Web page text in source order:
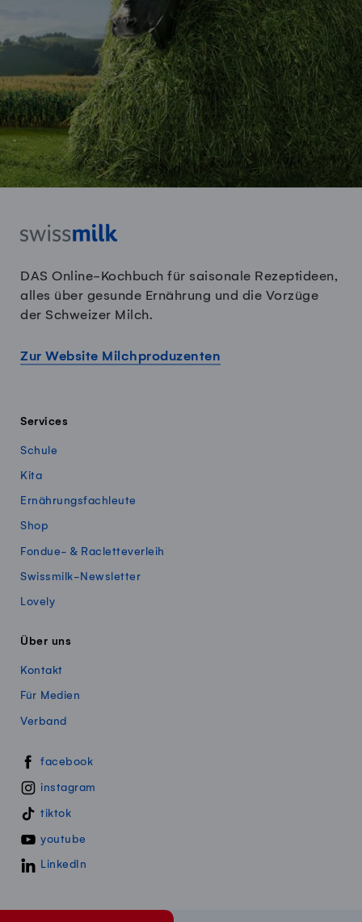
DAS Online-Kochbuch für saisonale Rezeptideen,
alles über gesunde Ernährung und die Vorzüge
der Schweizer Milch.
Zur Website Milchproduzenten
Services
Schule
Kita
Ernährungsfachleute
Shop
Fondue- & Racletteverleih
Swissmilk-Newsletter
Lovely
Über uns
Kontakt
Für Medien
Verband
Swissmillk auf Social Media
facebook
instagram
tiktok
youtube
LinkedIn